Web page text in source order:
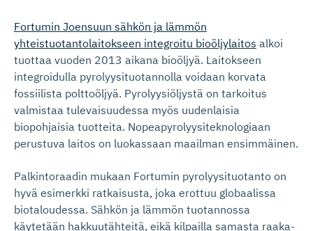
Fortumin Joensuun sähkön ja lämmön
yhteistuotantolaitokseen integroitu bioöljylaitos alkoi
tuottaa vuoden 2013 aikana bioöljyä. Laitokseen
integroidulla pyrolyysituotannolla voidaan korvata
fossiilista polttoöljyä. Pyrolyysiöljystä on tarkoitus
valmistaa tulevaisuudessa myös uudenlaisia
biopohjaisia tuotteita. Nopeapyrolyysiteknologiaan
perustuva laitos on luokassaan maailman ensimmäinen.
Palkintoraadin mukaan Fortumin pyrolyysituotanto on
hyvä esimerkki ratkaisusta, joka erottuu globaalissa
biotaloudessa. Sähkön ja lämmön tuotannossa
käytetään hakkuutähteitä, eikä kilpailla samasta raaka-